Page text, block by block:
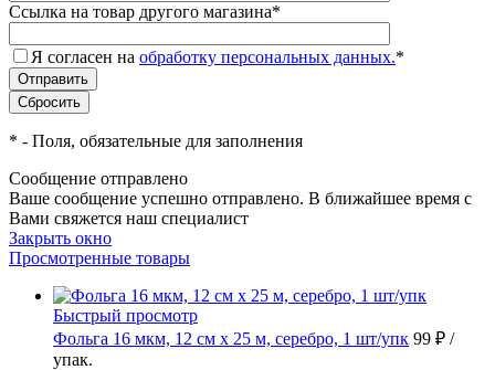
Ссылка на товар другого магазина*
Я согласен на обработку персональных данных.*
* - Поля, обязательные для заполнения
Сообщение отправлено
Ваше сообщение успешно отправлено. В ближайшее время с
Вами свяжется наш специалист
Закрыть окно
Просмотренные товары
Быстрый просмотр
Фольга 16 мкм, 12 см х 25 м, серебро, 1 шт/упк 99 ₽ /
упак.